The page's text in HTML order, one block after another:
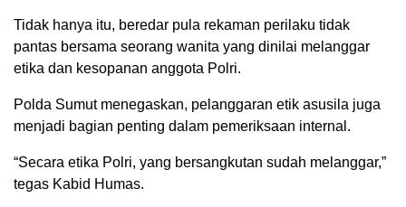
Tidak hanya itu, beredar pula rekaman perilaku tidak
pantas bersama seorang wanita yang dinilai melanggar
etika dan kesopanan anggota Polri.
Polda Sumut menegaskan, pelanggaran etik asusila juga
menjadi bagian penting dalam pemeriksaan internal.
“Secara etika Polri, yang bersangkutan sudah melanggar,”
tegas Kabid Humas.